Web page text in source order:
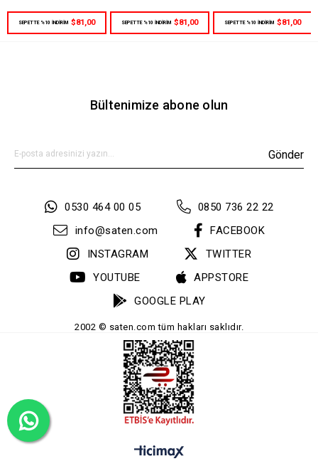
SEPETTE %10 İNDİRİM $81,00 SEPETTE %10 İNDİRİM $81,00 SEPETTE %10 İNDİRİM $81,00
Bültenimize abone olun
Gönder
0530 464 00 05
0850 736 22 22
info@saten.com
FACEBOOK
INSTAGRAM
TWITTER
YOUTUBE
APPSTORE
GOOGLE PLAY
2002 © saten.com tüm hakları saklıdır.